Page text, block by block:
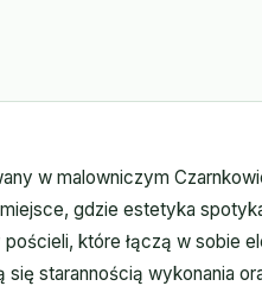
w malowniczym
gdzie estetyka
które łączą w sobie
starannością wykonania